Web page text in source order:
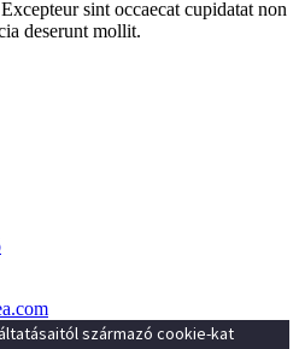
sint occaecat cupidatat non
deserunt mollit.
származó cookie-kat